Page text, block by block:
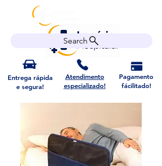
Search
Entrega rápida
e segura!
Atendimento
especializado!
Pagamento
fácilitado!